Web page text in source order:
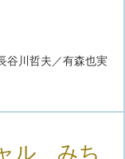
谷川哲夫／有森也実
ル みち